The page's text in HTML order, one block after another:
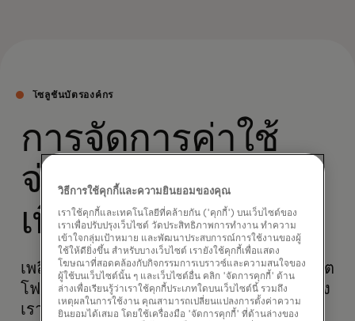
โซลูชันบัตรองค์กร
การจัดการค่าใช้
จ่ายในการเดินทาง
เพื่อธุรกิจให้ง่ายขึ้น
เพลิดเพลินไปกับสิทธิประโยชน์ที่มีค่าจากพอร์ต
โฟลิโอบัตรองค์กรที่ครอบคลุมและยืดหยุ่นของ
เราสำหรับการเดินทางเพื่อธุรกิจที่ราบรื่น
วิธีการใช้คุกกี้และความยินยอมของคุณ
เราใช้คุกกี้และเทคโนโลยีที่คล้ายกัน ('คุกกี้') บนเว็บไซต์ของ
เราเพื่อปรับปรุงเว็บไซต์ วัดประสิทธิภาพการทำงาน ทำความ
เข้าใจกลุ่มเป้าหมาย และพัฒนาประสบการณ์การใช้งานของผู้
ใช้ให้ดียิ่งขึ้น สำหรับบางเว็บไซต์ เรายังใช้คุกกี้เพื่อแสดง
โฆษณาที่สอดคล้องกับกิจกรรมการเบราวซ์และความสนใจของ
ผู้ใช้บนเว็บไซต์นั้น ๆ และเว็บไซต์อื่น คลิก 'จัดการคุกกี้' ด้าน
ล่างเพื่อเรียนรู้ว่าเราใช้คุกกี้ประเภทใดบนเว็บไซต์นี้ รวมถึง
เหตุผลในการใช้งาน คุณสามารถเปลี่ยนแปลงการตั้งค่าความ
ยินยอมได้เสมอ โดยใช้เครื่องมือ 'จัดการคุกกี้' ที่ด้านล่างของ